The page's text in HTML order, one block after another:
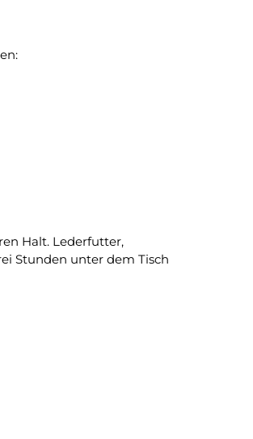
Halt. Lederfutter,
Stunden unter dem Tisch